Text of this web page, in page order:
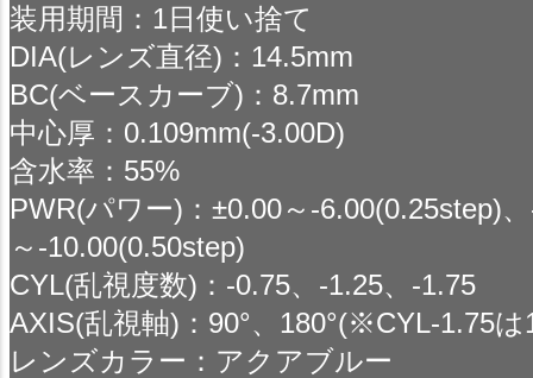
装用期間：1日使い捨て
DIA(レンズ直径)：14.5mm
BC(ベースカーブ)：8.7mm
中心厚：0.109mm(-3.00D)
含水率：55%
PWR(パワー)：±0.00～-6.00(0.25step)
～-10.00(0.50step)
CYL(乱視度数)：-0.75、-1.25、-1.75
AXIS(乱視軸)：90°、180°(※CYL-1.75は
レンズカラー：アクアブルー